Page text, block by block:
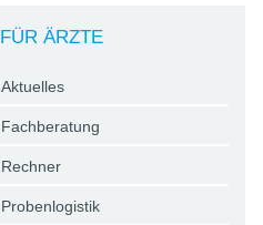
FÜR ÄRZTE
Aktuelles
Fachberatung
Rechner
Probenlogistik